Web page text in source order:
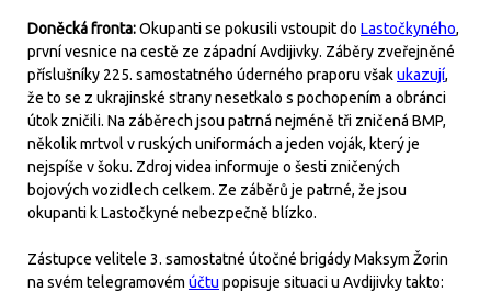
Doněcká fronta:Okupanti se pokusili vstoupit do Lastočkyného,
první vesnice na cestě ze západní Avdijivky. Záběry zveřejněné
příslušníky 225. samostatného úderného praporu všakukazují,
že to se z ukrajinské strany nesetkalo s pochopením a obránci
útok zničili. Na záběrech jsou patrná nejméně tři zničená BMP,
několik mrtvol v ruských uniformách a jeden voják, který je
nejspíše v šoku. Zdroj videa informuje o šesti zničených
bojových vozidlech celkem. Ze záběrů je patrné, že jsou
okupanti k Lastočkyné nebezpečně blízko.
Zástupce velitele 3. samostatné útočné brigády Maksym Žorin
na svém telegramovém účtu popisuje situaci u Avdijivky takto: